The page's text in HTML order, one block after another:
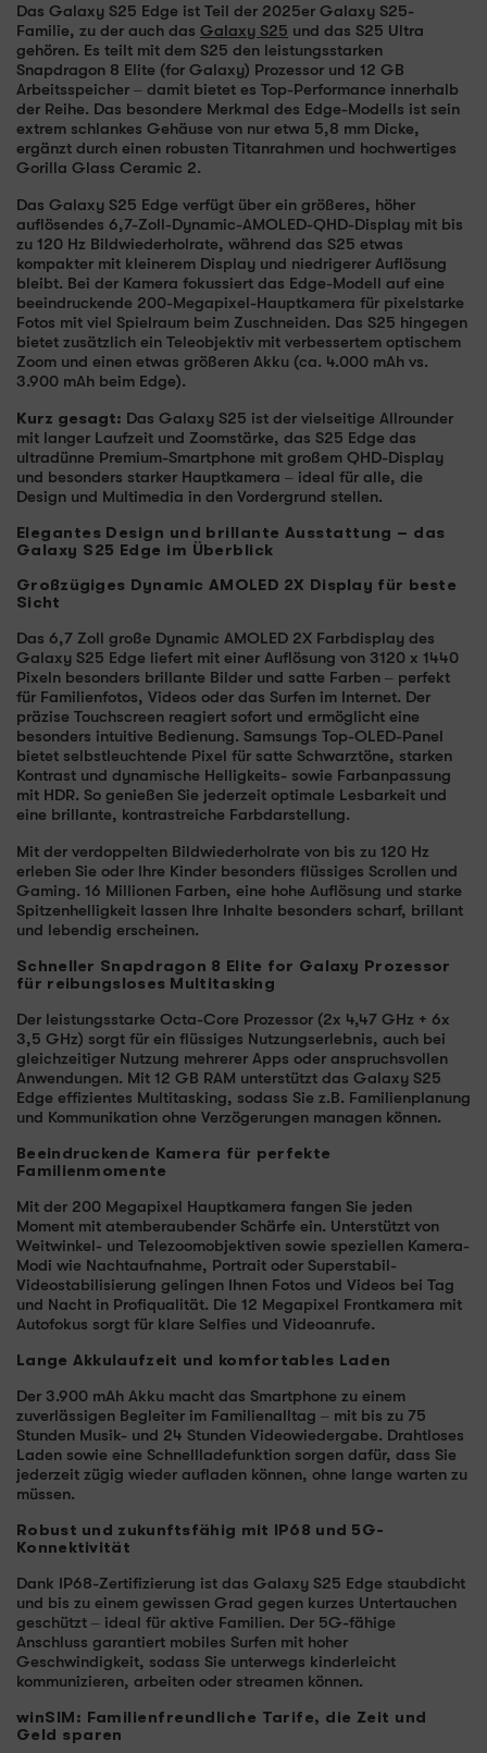
Das Galaxy S25 Edge ist Teil der 2025er Galaxy S25-
Familie, zu der auch das Galaxy S25 und das S25 Ultra
gehören. Es teilt mit dem S25 den leistungsstarken
Snapdragon 8 Elite (for Galaxy) Prozessor und 12 GB
Arbeitsspeicher – damit bietet es Top-Performance innerhalb
der Reihe. Das besondere Merkmal des Edge-Modells ist sein
extrem schlankes Gehäuse von nur etwa 5,8 mm Dicke,
ergänzt durch einen robusten Titanrahmen und hochwertiges
Gorilla Glass Ceramic 2.
Das Galaxy S25 Edge verfügt über ein größeres, höher
auflösendes 6,7-Zoll-Dynamic-AMOLED-QHD-Display mit bis
zu 120 Hz Bildwiederholrate, während das S25 etwas
kompakter mit kleinerem Display und niedrigerer Auflösung
bleibt. Bei der Kamera fokussiert das Edge-Modell auf eine
beeindruckende 200-Megapixel-Hauptkamera für pixelstarke
Fotos mit viel Spielraum beim Zuschneiden. Das S25 hingegen
bietet zusätzlich ein Teleobjektiv mit verbessertem optischem
Zoom und einen etwas größeren Akku (ca. 4.000 mAh vs.
3.900 mAh beim Edge).
Kurz gesagt: Das Galaxy S25 ist der vielseitige Allrounder
mit langer Laufzeit und Zoomstärke, das S25 Edge das
ultradünne Premium-Smartphone mit großem QHD-Display
und besonders starker Hauptkamera – ideal für alle, die
Design und Multimedia in den Vordergrund stellen.
Elegantes Design und brillante Ausstattung – das
Galaxy S25 Edge im Überblick
Großzügiges Dynamic AMOLED 2X Display für beste
Sicht
Das 6,7 Zoll große Dynamic AMOLED 2X Farbdisplay des
Galaxy S25 Edge liefert mit einer Auflösung von 3120 x 1440
Pixeln besonders brillante Bilder und satte Farben – perfekt
für Familienfotos, Videos oder das Surfen im Internet. Der
präzise Touchscreen reagiert sofort und ermöglicht eine
besonders intuitive Bedienung. Samsungs Top-OLED-Panel
bietet selbstleuchtende Pixel für satte Schwarztöne, starken
Kontrast und dynamische Helligkeits- sowie Farbanpassung
mit HDR. So genießen Sie jederzeit optimale Lesbarkeit und
eine brillante, kontrastreiche Farbdarstellung.
Mit der verdoppelten Bildwiederholrate von bis zu 120 Hz
erleben Sie oder Ihre Kinder besonders flüssiges Scrollen und
Gaming. 16 Millionen Farben, eine hohe Auflösung und starke
Spitzenhelligkeit lassen Ihre Inhalte besonders scharf, brillant
und lebendig erscheinen.
Schneller Snapdragon 8 Elite for Galaxy Prozessor
für reibungsloses Multitasking
Der leistungsstarke Octa-Core Prozessor (2x 4,47 GHz + 6x
3,5 GHz) sorgt für ein flüssiges Nutzungserlebnis, auch bei
gleichzeitiger Nutzung mehrerer Apps oder anspruchsvollen
Anwendungen. Mit 12 GB RAM unterstützt das Galaxy S25
Edge effizientes Multitasking, sodass Sie z.B. Familienplanung
und Kommunikation ohne Verzögerungen managen können.
Beeindruckende Kamera für perfekte
Familienmomente
Mit der 200 Megapixel Hauptkamera fangen Sie jeden
Moment mit atemberaubender Schärfe ein. Unterstützt von
Weitwinkel- und Telezoomobjektiven sowie speziellen Kamera-
Modi wie Nachtaufnahme, Portrait oder Superstabil-
Videostabilisierung gelingen Ihnen Fotos und Videos bei Tag
und Nacht in Profiqualität. Die 12 Megapixel Frontkamera mit
Autofokus sorgt für klare Selfies und Videoanrufe.
Lange Akkulaufzeit und komfortables Laden
Der 3.900 mAh Akku macht das Smartphone zu einem
zuverlässigen Begleiter im Familienalltag – mit bis zu 75
Stunden Musik- und 24 Stunden Videowiedergabe. Drahtloses
Laden sowie eine Schnellladefunktion sorgen dafür, dass Sie
jederzeit zügig wieder aufladen können, ohne lange warten zu
müssen.
Robust und zukunftsfähig mit IP68 und 5G-
Konnektivität
Dank IP68-Zertifizierung ist das Galaxy S25 Edge staubdicht
und bis zu einem gewissen Grad gegen kurzes Untertauchen
geschützt – ideal für aktive Familien. Der 5G-fähige
Anschluss garantiert mobiles Surfen mit hoher
Geschwindigkeit, sodass Sie unterwegs kinderleicht
kommunizieren, arbeiten oder streamen können.
winSIM: Familienfreundliche Tarife, die Zeit und
Geld sparen